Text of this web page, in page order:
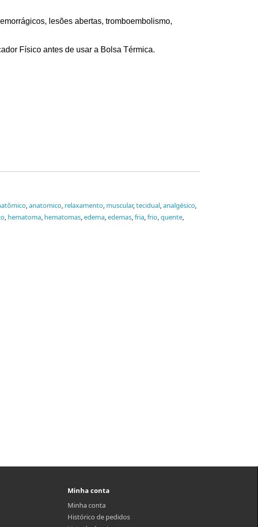
lesões abertas, tromboembolismo,
Físico antes de usar a Bolsa Térmica.
,anatomico, relaxamento, muscular,tecidual,analgésico,
, hematoma, hematomas,edema,edemas,fria,frio,quente,
Minha conta
Minha conta
Histórico de pedidos